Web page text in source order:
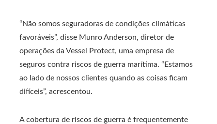
“Não somos seguradoras de condições climáticas
favoráveis”, disse Munro Anderson, diretor de
operações da Vessel Protect, uma empresa de
seguros contra riscos de guerra marítima. “Estamos
ao lado de nossos clientes quando as coisas ficam
difíceis”, acrescentou.
A cobertura de riscos de guerra é frequentemente